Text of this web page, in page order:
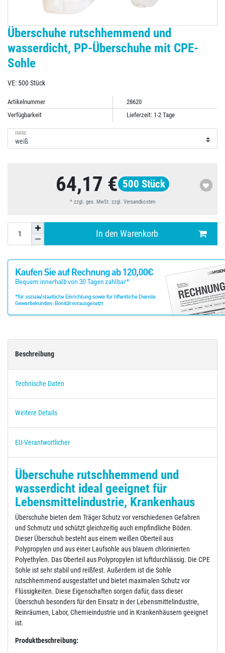
Überschuhe rutschhemmend und
wasserdicht, PP-Überschuhe mit CPE-
Sohle
VE: 500 Stück
Artikelnummer
28620
Verfügbarkeit
Lieferzeit: 1-2 Tage
FARBE
64,17 € 500 Stück
* zzgl. ges. MwSt. zzgl. Versandkosten
In den Warenkorb
Beschreibung
Technische Daten
Weitere Details
EU-Verantwortlicher
Überschuhe rutschhemmend und
wasserdicht ideal geeignet für
Lebensmittelindustrie, Krankenhaus
Überschuhe bieten dem Träger Schutz vor verschiedenen Gefahren
und Schmutz und schützt gleichzeitig auch empfindliche Böden.
Dieser Überschuh besteht aus einem weißen Oberteil aus
Polypropylen und aus einer Laufsohle aus blauem chlorinierten
Polyethylen. Das Oberteil aus Polypropylen ist luftdurchlässig. Die CPE
Sohle ist sehr stabil und reißfest. Außerdem ist die Sohle
rutschhemmend ausgestattet und bietet maximalen Schutz vor
Flüssigkeiten. Diese Eigenschaften sorgen dafür, dass dieser
Überschuh besonders für den Einsatz in der Lebensmittelindustrie,
Reinräumen, Labor, Chemieindustrie und in Krankenhäusern geeignet
ist.
Produktbeschreibung: